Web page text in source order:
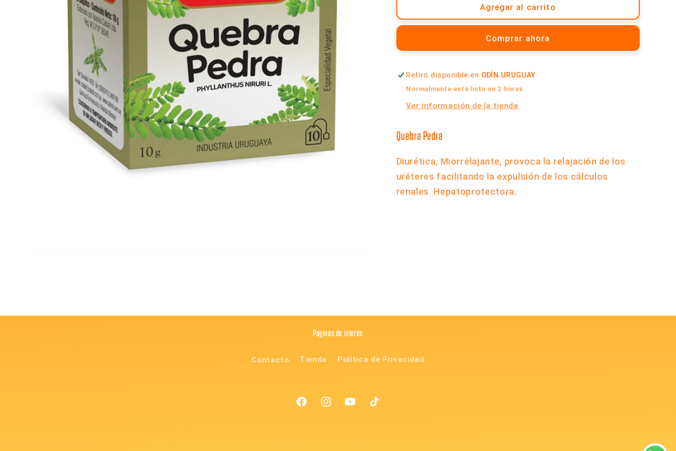
Quebra
Caja
10
Saquitos
|
Cabral
Quebra
Caja
10
Saquitos
Cabral
Agregar al carrito
Comprar ahora
Retiro disponible en ODÍN URUGUAY
Normalmente está listo en 2 horas
Ver información de la tienda
Quebra Pedra
Diurética, Miorrelajante, provoca la relajación de los
uréteres facilitando la expulsión de los cálculos
renales. Hepatoprotectora.
Páginas de interés
Contacto Tienda Política de Privacidad
FacebookInstagramYouTubeTikTok